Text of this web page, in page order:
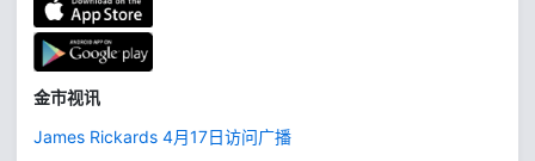
金市视讯
James Rickards 4月17日访问广播